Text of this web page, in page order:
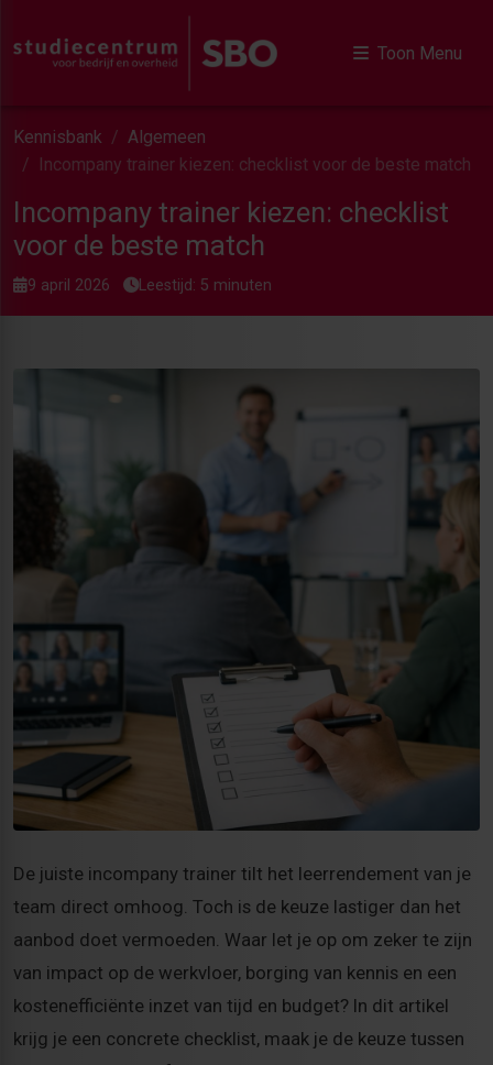
Toon Menu
Kennisbank
Algemeen
Incompany trainer kiezen: checklist voor de beste match
Incompany trainer kiezen: checklist
voor de beste match
9 april 2026 Leestijd: 5 minuten
De juiste incompany trainer tilt het leerrendement van je
team direct omhoog. Toch is de keuze lastiger dan het
aanbod doet vermoeden. Waar let je op om zeker te zijn
van impact op de werkvloer, borging van kennis en een
kostenefficiënte inzet van tijd en budget? In dit artikel
krijg je een concrete checklist, maak je de keuze tussen